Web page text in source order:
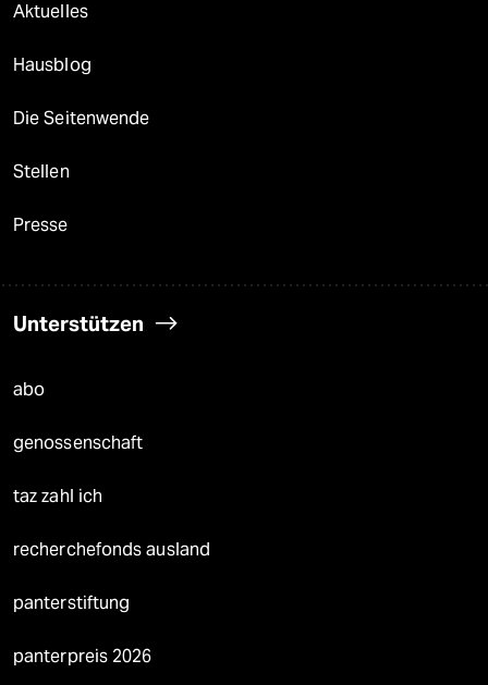
Aktuelles
Hausblog
Die Seitenwende
Stellen
Presse
Unterstützen
abo
genossenschaft
taz zahl ich
recherchefonds ausland
panterstiftung
panterpreis 2026